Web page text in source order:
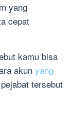
yang
cepat
kamu bisa
akun yang
tersebut